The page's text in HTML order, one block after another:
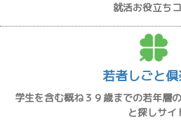
就活お役立ち
若者しごと
学生を含む概ね３９歳までの若年層
と探しサイ